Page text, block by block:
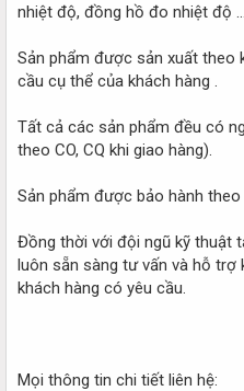
nhiệt độ, đồng hồ đo nhiệt độ …
Sản phẩm được sản xuất theo
cầu cụ thể của khách hàng .
Tất cả các sản phẩm đều có
theo CO, CQ khi giao hàng).
Sản phẩm được bảo hành
Đồng thời với đội ngũ kỹ thuật
luôn sẵn sàng tư vấn và hỗ trợ
khách hàng có yêu cầu.
Mọi thông tin chi tiết liên hệ: